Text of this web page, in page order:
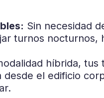
Sin necesidad
turnos nocturnos,
híbrida, tus
desde el edificio